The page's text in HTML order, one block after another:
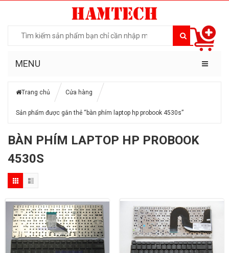
MENU
Trang chủ Cửa hàng
Sản phẩm được gắn thẻ “bàn phím laptop hp probook 4530s”
BÀN PHÍM LAPTOP HP PROBOOK
4530S